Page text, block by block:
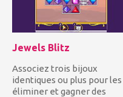
Jewels Blitz
Associez trois bijoux
identiques ou plus pour les
éliminer et gagner des